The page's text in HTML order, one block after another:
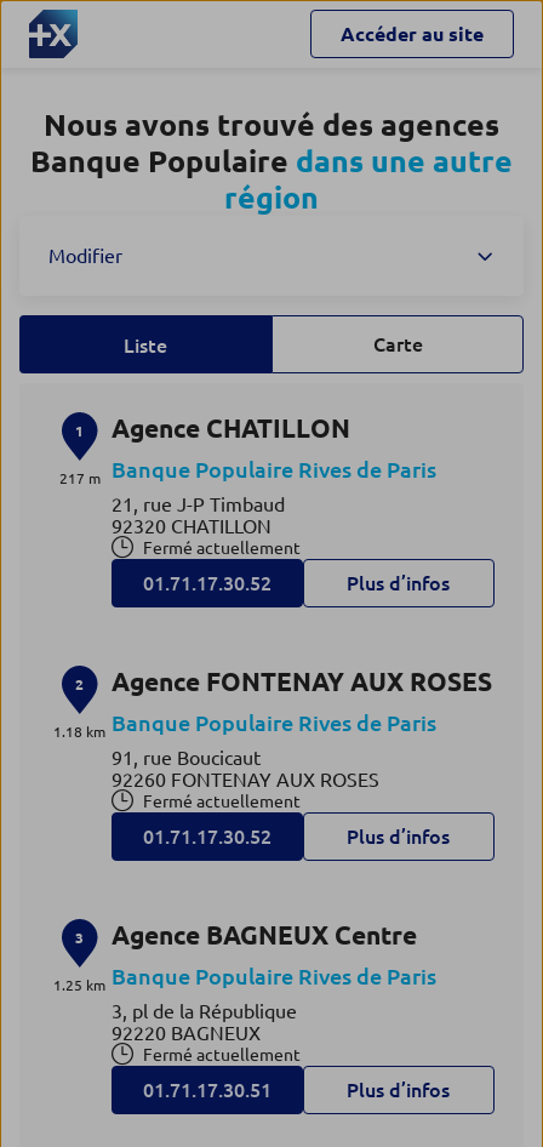
Accéder au site
Nous avons trouvé des agences
Banque Populaire dans une autre
région
Modifier
Liste Carte
1
217 m
Agence CHATILLON
Banque Populaire Rives de Paris
21, rue J-P Timbaud
92320 CHATILLON
Fermé actuellement
01.71.17.30.52 Plus d’infos
2
1.18 km
Agence FONTENAY AUX ROSES
Banque Populaire Rives de Paris
91, rue Boucicaut
92260 FONTENAY AUX ROSES
Fermé actuellement
01.71.17.30.52 Plus d’infos
3
1.25 km
Agence BAGNEUX Centre
Banque Populaire Rives de Paris
3, pl de la République
92220 BAGNEUX
Fermé actuellement
01.71.17.30.51 Plus d’infos